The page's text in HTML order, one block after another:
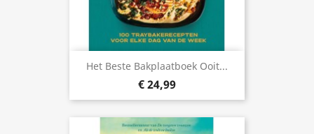
Het Beste Bakplaatboek Ooit...
€ 24,99